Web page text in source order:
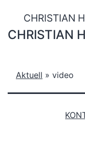
springen
CHRISTIAN
CHRISTIAN
Aktuell » video